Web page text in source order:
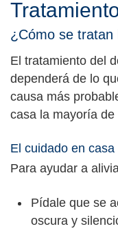
¿Cómo se tratan
El tratamiento del
dependerá de lo
causa más
casa la mayoría
El cuidado en casa
Para ayudar a
Pídale que se
oscura y